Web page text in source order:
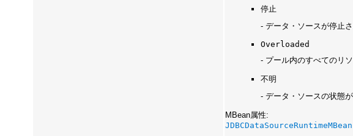
停止
- データ・ソースが停止
Overloaded
- プール内のすべてのリ
不明
- データ・ソースの状態が
MBean属性: